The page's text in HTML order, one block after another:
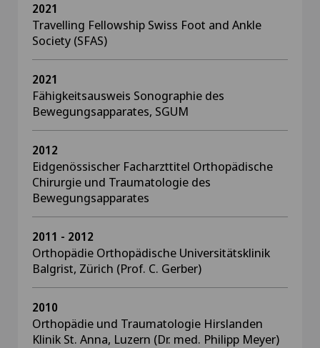
2021
Travelling Fellowship Swiss Foot and Ankle
Society (SFAS)
2021
Fähigkeitsausweis Sonographie des
Bewegungsapparates, SGUM
2012
Eidgenössischer Facharzttitel Orthopädische
Chirurgie und Traumatologie des
Bewegungsapparates
2011 - 2012
Orthopädie Orthopädische Universitätsklinik
Balgrist, Zürich (Prof. C. Gerber)
2010
Orthopädie und Traumatologie Hirslanden
Klinik St. Anna, Luzern (Dr. med. Philipp Meyer)